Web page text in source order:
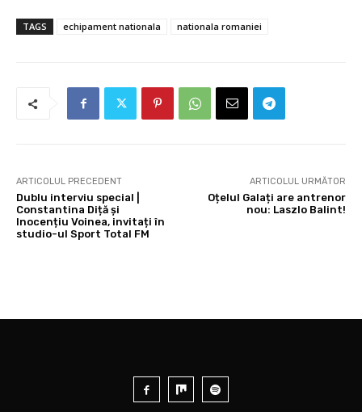
TAGS echipament nationala nationala romaniei
ARTICOLUL PRECEDENT
Dublu interviu special |
Constantina Diță și
Inocențiu Voinea, invitați în
studio-ul Sport Total FM
ARTICOLUL URMĂTOR
Oțelul Galați are antrenor
nou: Laszlo Balint!